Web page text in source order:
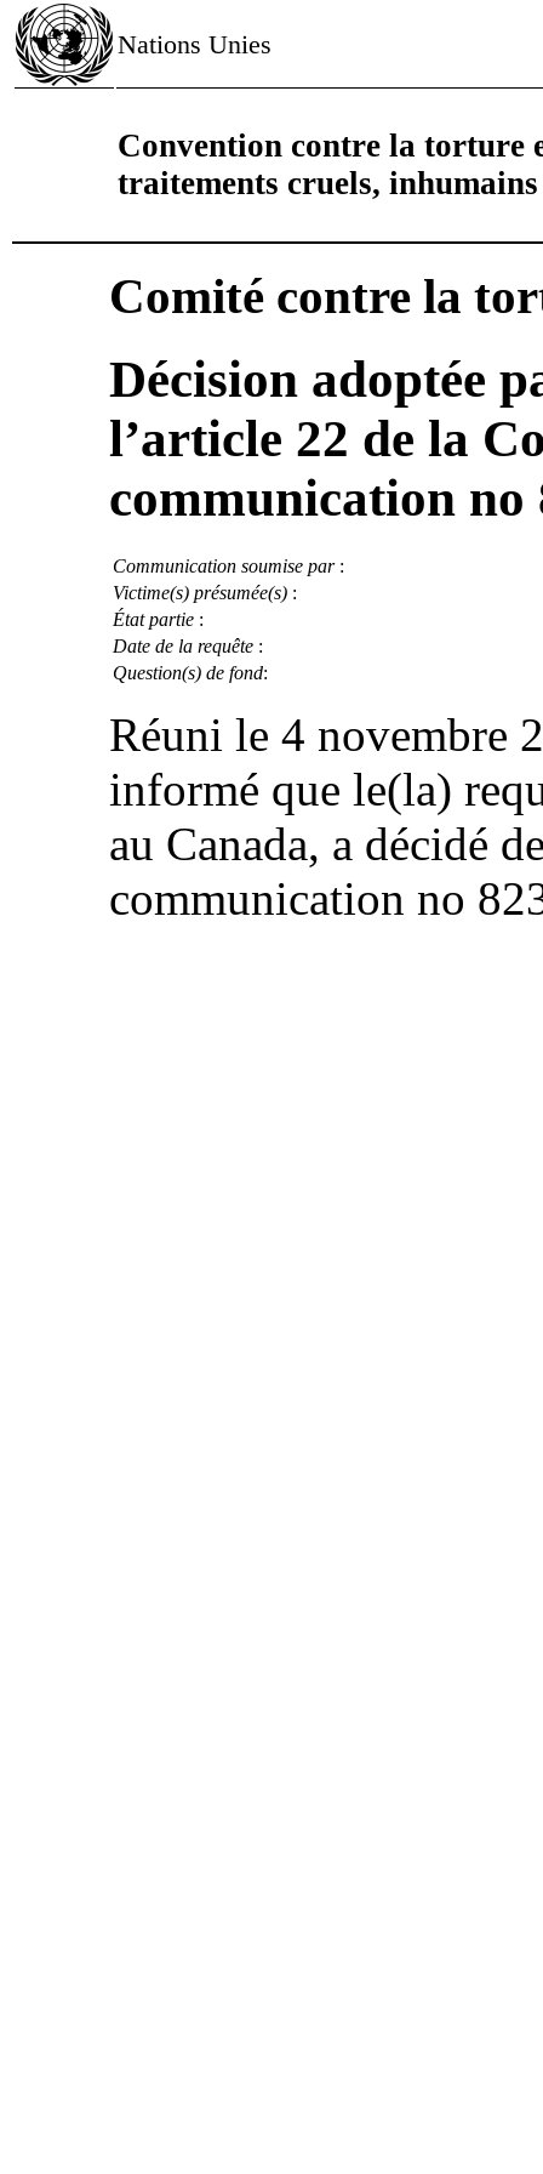
Nations Unies
Convention contre la torture
traitements cruels,
Comité contre la
Décision adoptée
l’article 22 de la
communication
Communication soumise par:
Victime(s) présumée(s) :
État partie :
Date de la requête :
Question(s) de fond:
Réuni le 4 novembre
informé que le(la)
au Canada, a décidé
communication no